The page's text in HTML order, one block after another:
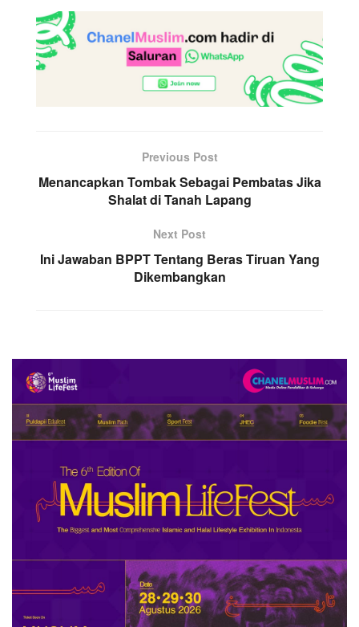
Previous Post
Menancapkan Tombak Sebagai Pembatas Jika
Shalat di Tanah Lapang
Next Post
Ini Jawaban BPPT Tentang Beras Tiruan Yang
Dikembangkan